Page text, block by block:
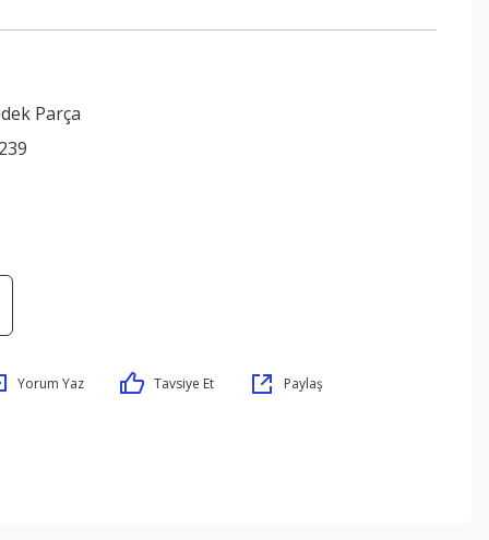
Parça
Yorum Yaz Tavsiye Et Paylaş